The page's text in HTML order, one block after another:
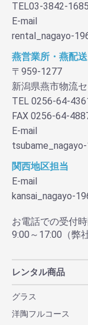
TEL03-3842-
E-mail
rental_nagayo-
燕営業所・燕配
〒959-1277
新潟県燕市物流
TEL 0256-64-
FAX 0256-64-
E-mail
関西地区担当
E-mail
kansai_nagayo-
お電話での受付
9:00～17:00（弊
レンタル商品
グラス
洋陶フルコース